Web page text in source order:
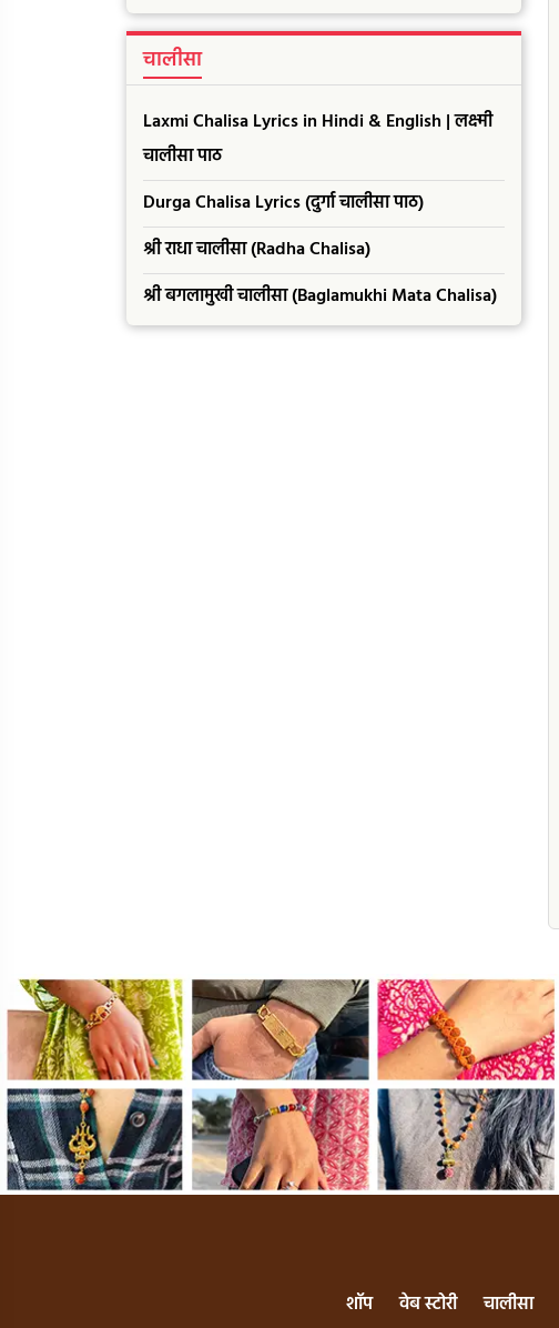
चालीसा
Laxmi Chalisa Lyrics in Hindi & English | लक्ष्मी
चालीसा पाठ
Durga Chalisa Lyrics (दुर्गा चालीसा पाठ)
श्री राधा चालीसा (Radha Chalisa)
श्री बगलामुखी चालीसा (Baglamukhi Mata Chalisa)
शॉप वेब स्टोरी चालीसा